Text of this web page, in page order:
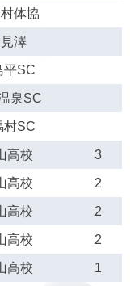
体協
澤
平SC
泉SC
村SC
高校 3
高校 2
高校 2
高校 2
高校 1